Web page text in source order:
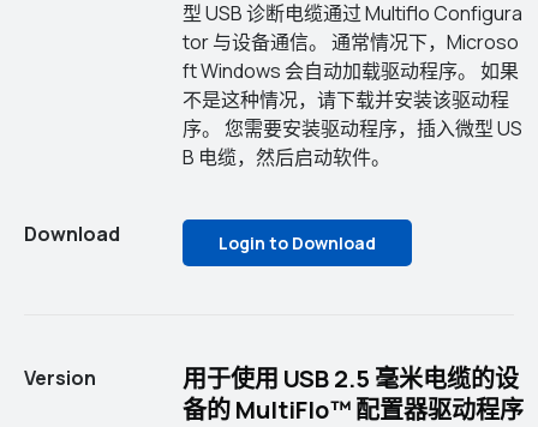
型 USB 诊断电缆通过 Multiflo Configura
tor 与设备通信。 通常情况下，Microso
ft Windows 会自动加载驱动程序。 如果
不是这种情况，请下载并安装该驱动程
序。 您需要安装驱动程序，插入微型 US
B 电缆，然后启动软件。
Download Login to Download
Version
用于使用 USB 2.5 毫米电缆的设
备的 MultiFlo™ 配置器驱动程序